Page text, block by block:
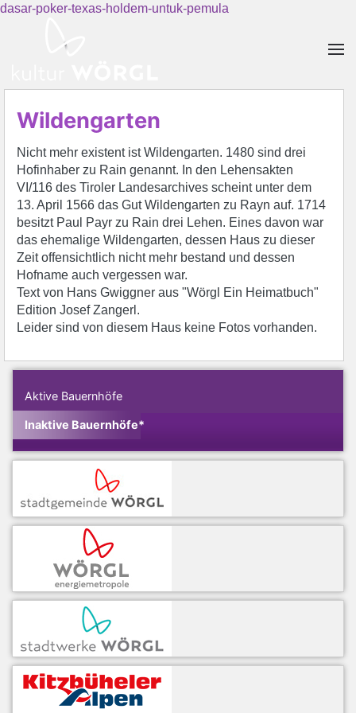
dasar-poker-texas-holdem-untuk-pemula
Wildengarten
Nicht mehr existent ist Wildengarten. 1480 sind drei
Hofinhaber zu Rain genannt. In den Lehensakten
VI/116 des Tiroler Landesarchives scheint unter dem
13. April 1566 das Gut Wildengarten zu Rayn auf. 1714
besitzt Paul Payr zu Rain drei Lehen. Eines davon war
das ehemalige Wildengarten, dessen Haus zu dieser
Zeit offensichtlich nicht mehr bestand und dessen
Hofname auch vergessen war.
Text von Hans Gwiggner aus "Wörgl Ein Heimatbuch"
Edition Josef Zangerl.
Leider sind von diesem Haus keine Fotos vorhanden.
Aktive Bauernhöfe
Inaktive Bauernhöfe*